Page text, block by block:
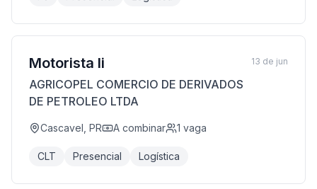
Motorista Ii
AGRICOPEL COMERCIO DE DERIVADOS
DE PETROLEO LTDA
Cascavel, PR A combinar 1 vaga
CLT Presencial Logística
13 de jun